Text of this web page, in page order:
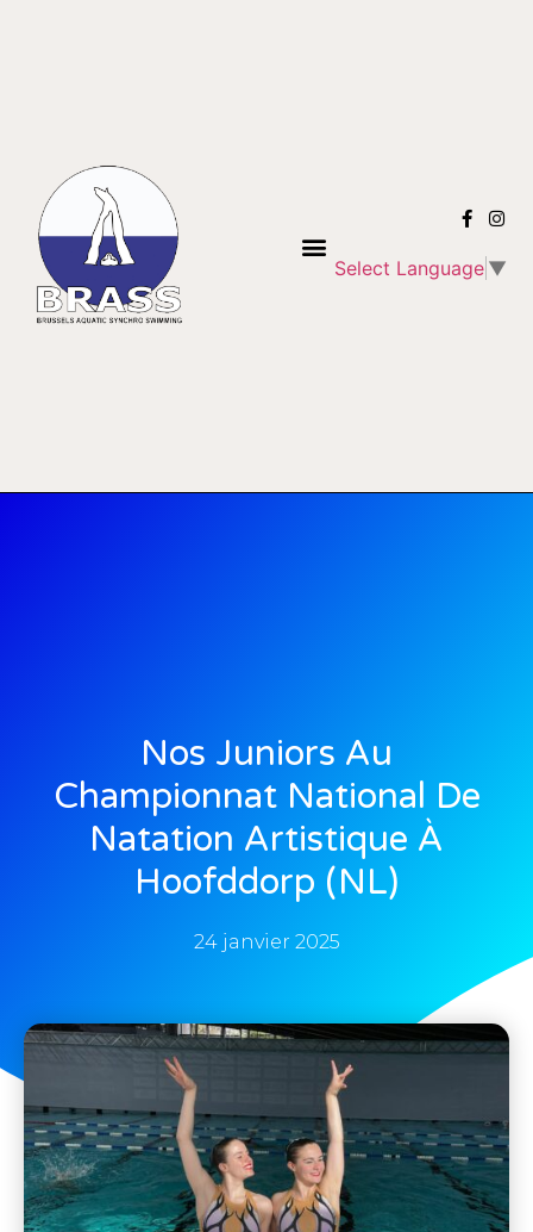
Select Language ▼
Nos Juniors Au
Championnat National De
Natation Artistique À
Hoofddorp (NL)
24 janvier 2025